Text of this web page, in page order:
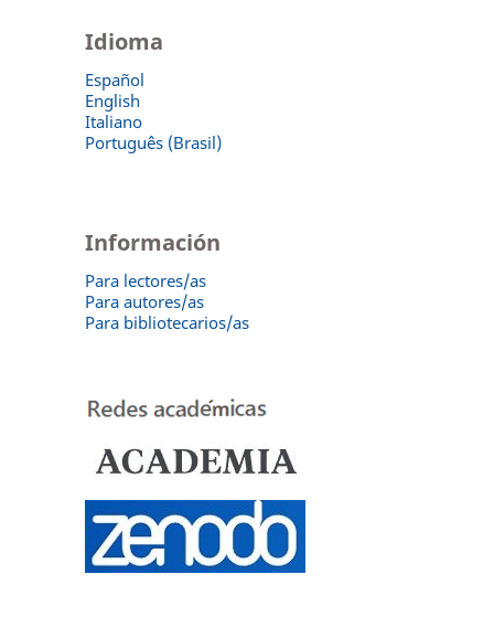
Idioma
Español
English
Italiano
Português (Brasil)
Información
Para lectores/as
Para autores/as
Para bibliotecarios/as